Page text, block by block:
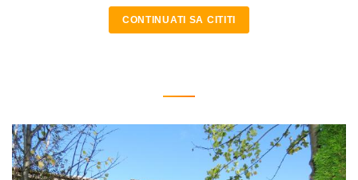
CONTINUATI SA CITITI